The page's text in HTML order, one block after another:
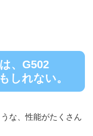
、G502
しれない。
な、性能がたくさん